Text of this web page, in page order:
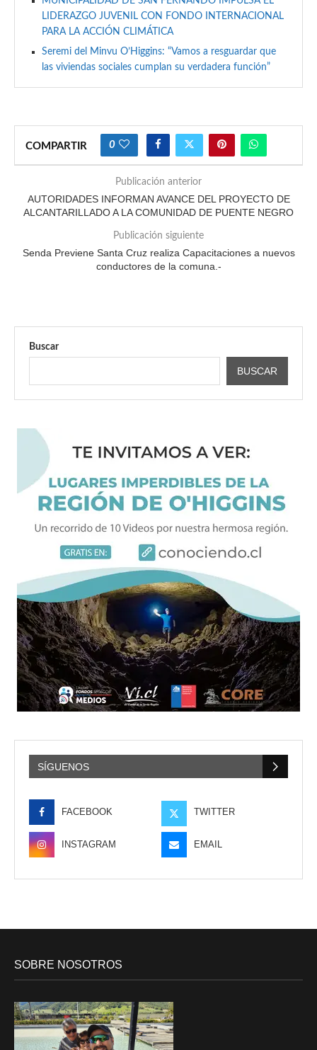
LIDERAZGO JUVENIL CON FONDO INTERNACIONAL
PARA LA ACCIÓN CLIMÁTICA
Seremi del Minvu O’Higgins: “Vamos a resguardar que
las viviendas sociales cumplan su verdadera función”
COMPARTIR 0
Publicación anterior
AUTORIDADES INFORMAN AVANCE DEL PROYECTO DE
ALCANTARILLADO A LA COMUNIDAD DE PUENTE NEGRO
Publicación siguiente
Senda Previene Santa Cruz realiza Capacitaciones a nuevos
conductores de la comuna.-
Buscar
BUSCAR
SÍGUENOS
FACEBOOK TWITTER
INSTAGRAM EMAIL
SOBRE NOSOTROS